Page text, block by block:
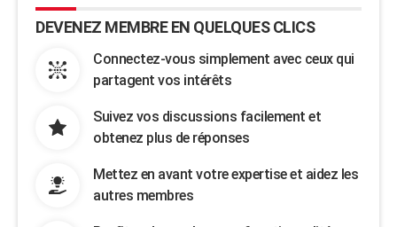
DEVENEZ MEMBRE EN QUELQUES CLICS
Connectez-vous simplement avec ceux qui
partagent vos intérêts
Suivez vos discussions facilement et
obtenez plus de réponses
Mettez en avant votre expertise et aidez les
autres membres